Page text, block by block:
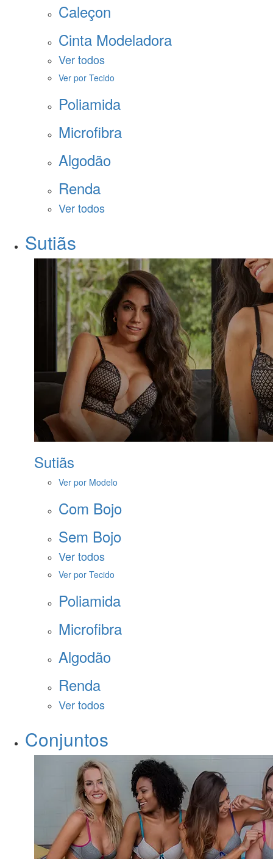
Caleçon
Cinta Modeladora
Ver todos
Ver por Tecido
Poliamida
Microfibra
Algodão
Renda
Ver todos
Sutiãs
Sutiãs
Ver por Modelo
Com Bojo
Sem Bojo
Ver todos
Ver por Tecido
Poliamida
Microfibra
Algodão
Renda
Ver todos
Conjuntos